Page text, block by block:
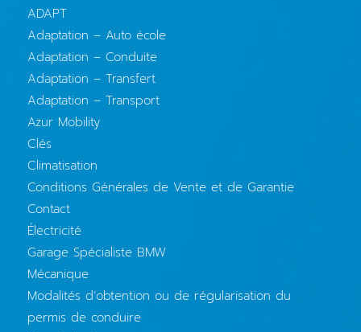
ADAPT
Adaptation – Auto école
Adaptation – Conduite
Adaptation – Transfert
Adaptation – Transport
Azur Mobility
Clés
Climatisation
Conditions Générales de Vente et de Garantie
Contact
Électricité
Garage Spécialiste BMW
Mécanique
Modalités d’obtention ou de régularisation du
permis de conduire